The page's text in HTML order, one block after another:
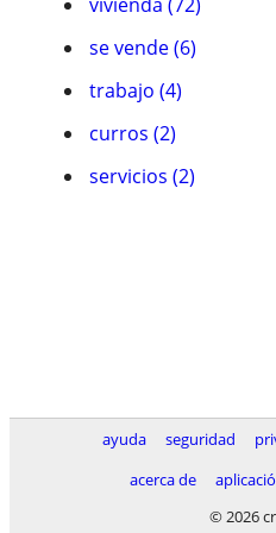
se vende (6)
trabajo (4)
curros (2)
servicios (2)
ayuda seguridad
acerca de
© 2026